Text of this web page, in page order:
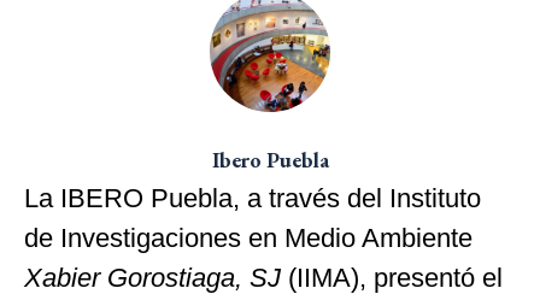
Ibero Puebla
La IBERO Puebla, a través del Instituto
de Investigaciones en Medio Ambiente
Xabier Gorostiaga, SJ (IIMA), presentó el